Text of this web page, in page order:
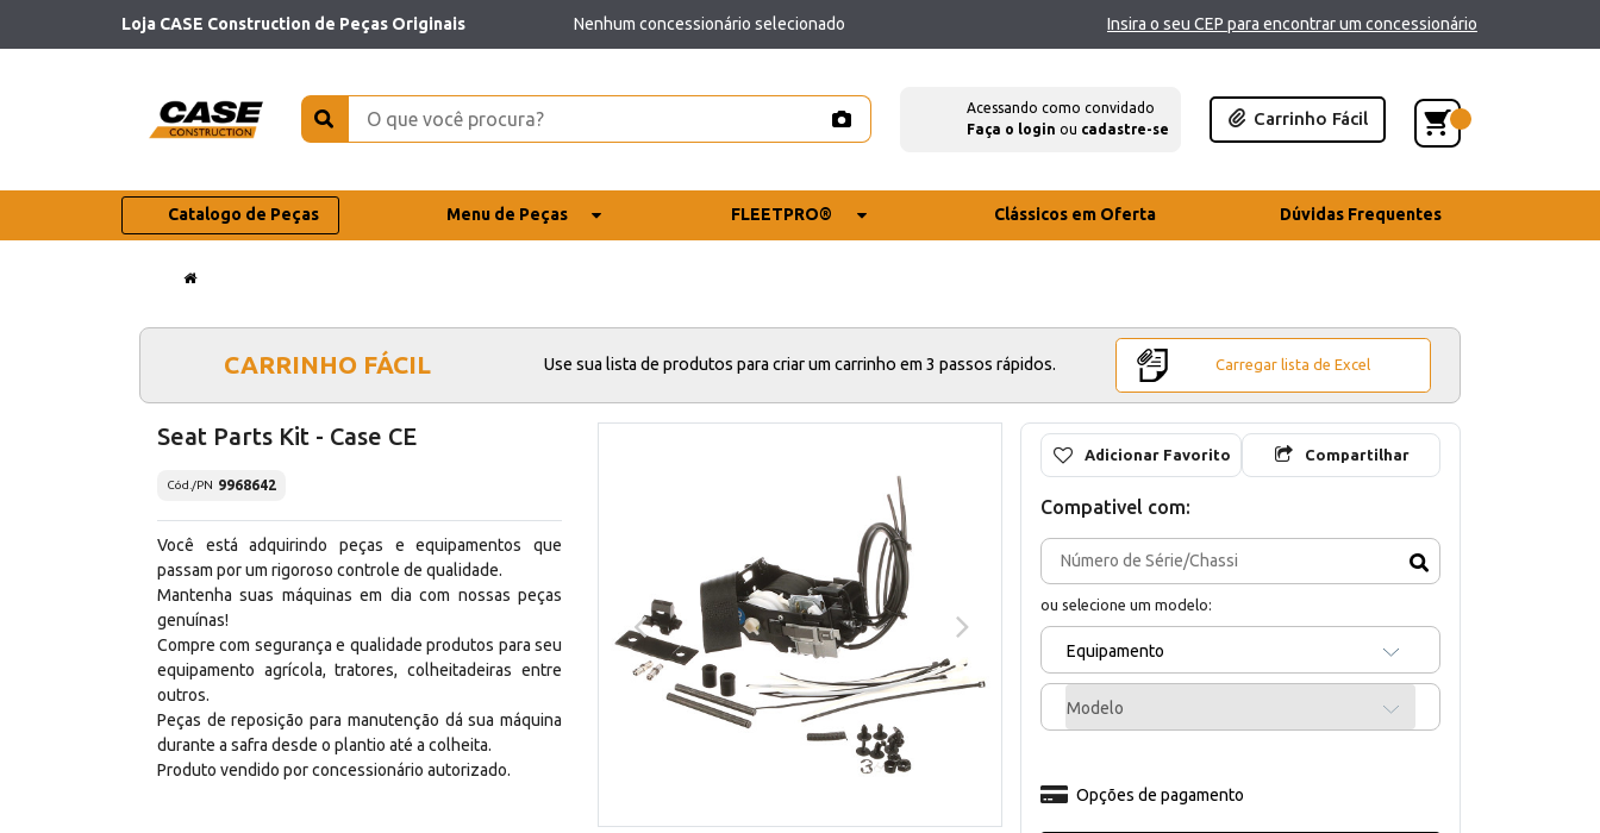
Loja CASE Construction de Peças Originais Nenhum concessionário selecionado Insira o seu CEP para encontrar um concessionário
Acessando como convidado
Faça o login ou cadastre-se
Carrinho Fácil
Catalogo de Peças Menu de Peças FLEETPRO® Clássicos em Oferta Dúvidas Frequentes
CARRINHO FÁCIL Use sua lista de produtos para criar um carrinho em 3 passos rápidos. Carregar lista de Excel
Seat Parts Kit - Case CE
Cód./PN 9968642
Você está adquirindo peças e equipamentos que
passam por um rigoroso controle de qualidade.
Mantenha suas máquinas em dia com nossas peças
genuínas!
Compre com segurança e qualidade produtos para seu
equipamento agrícola, tratores, colheitadeiras entre
outros.
Peças de reposição para manutenção dá sua máquina
durante a safra desde o plantio até a colheita.
Produto vendido por concessionário autorizado.
Adicionar Favorito Compartilhar
Compativel com:
ou selecione um modelo:
Equipamento
Modelo
Opções de pagamento